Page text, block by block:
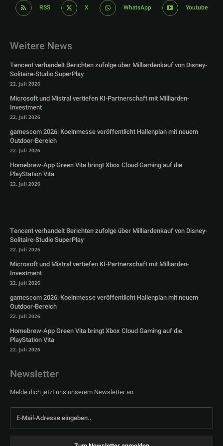
RSS X WhatsApp Youtube
Weitere News
Tencent verhandelt Berichten zufolge über Milliardenkauf von Disney-
Solitaire-Studio SuperPlay
22. Juli 2026
Microsoft und Mistral vertiefen KI-Partnerschaft mit Milliarden-
Investment
22. Juli 2026
gamescom 2026: Koelnmesse veröffentlicht Hallenplan mit neuem
Outdoor-Bereich
22. Juli 2026
Homebrew-App Green Vita bringt Xbox Cloud Gaming auf die
PlayStation Vita
22. Juli 2026
Tencent verhandelt Berichten zufolge über Milliardenkauf von Disney-
Solitaire-Studio SuperPlay
22. Juli 2026
Microsoft und Mistral vertiefen KI-Partnerschaft mit Milliarden-
Investment
22. Juli 2026
gamescom 2026: Koelnmesse veröffentlicht Hallenplan mit neuem
Outdoor-Bereich
22. Juli 2026
Homebrew-App Green Vita bringt Xbox Cloud Gaming auf die
PlayStation Vita
22. Juli 2026
Newsletter
Melde dich jetzt uns unserem Newsletter an: